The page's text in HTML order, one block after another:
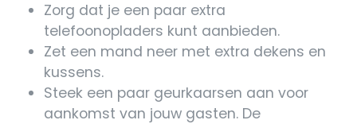
Zorg dat je een paar extra
telefoonopladers kunt aanbieden.
Zet een mand neer met extra dekens en
kussens.
Steek een paar geurkaarsen aan voor
aankomst van jouw gasten. De